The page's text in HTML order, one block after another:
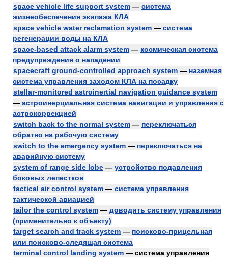
space vehicle life support system — система
жизнеобеспечения экипажа КЛА
space vehicle water reclamation system — система
регенерации воды на КЛА
space-based attack alarm system — космическая система
предупреждения о нападении
spacecraft ground-controlled approach system — наземная
система управления заходом КЛА на посадку
stellar-monitored astroinertial navigation guidance system
— астроинерциальная система навигации и управления с
астрокоррекцией
switch back to the normal system — переключаться
обратно на рабочую систему
switch to the emergency system — переключаться на
аварийную систему
system of range side lobe — устройство подавления
боковых лепестков
tactical air control system — система управления
тактической авиацией
tailor the control system — доводить систему управления
(применительно к объекту)
target search and track system — поисково-прицельная
или поисково-следящая система
terminal control landing system — система управления